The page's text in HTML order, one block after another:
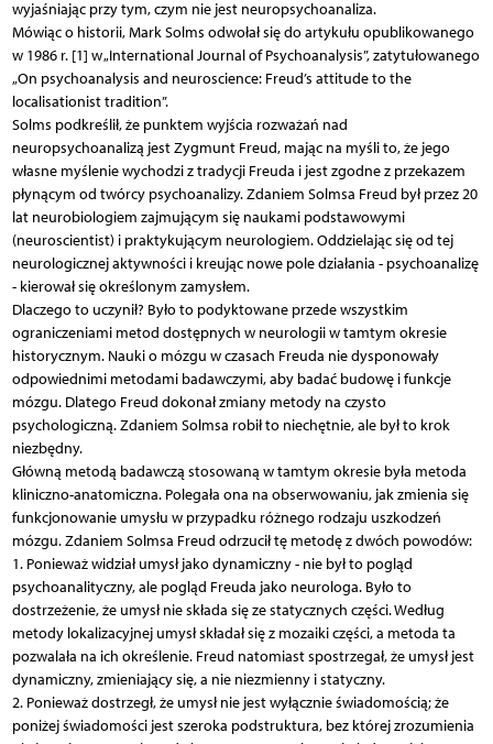
wyjaśniając przy tym, czym nie jest neuropsychoanaliza.
Mówiąc o historii, Mark Solms odwołał się do artykułu opublikowanego
w 1986 r. [1] w „International Journal of Psychoanalysis”, zatytułowanego
„On psychoanalysis and neuroscience: Freud’s attitude to the
localisationist tradition”.
Solms podkreślił, że punktem wyjścia rozważań nad
neuropsychoanalizą jest Zygmunt Freud, mając na myśli to, że jego
własne myślenie wychodzi z tradycji Freuda i jest zgodne z przekazem
płynącym od twórcy psychoanalizy. Zdaniem Solmsa Freud był przez 20
lat neurobiologiem zajmującym się naukami podstawowymi
(neuroscientist) i praktykującym neurologiem. Oddzielając się od tej
neurologicznej aktywności i kreując nowe pole działania - psychoanalizę
- kierował się określonym zamysłem.
Dlaczego to uczynił? Było to podyktowane przede wszystkim
ograniczeniami metod dostępnych w neurologii w tamtym okresie
historycznym. Nauki o mózgu w czasach Freuda nie dysponowały
odpowiednimi metodami badawczymi, aby badać budowę i funkcje
mózgu. Dlatego Freud dokonał zmiany metody na czysto
psychologiczną. Zdaniem Solmsa robił to niechętnie, ale był to krok
niezbędny.
Główną metodą badawczą stosowaną w tamtym okresie była metoda
kliniczno-anatomiczna. Polegała ona na obserwowaniu, jak zmienia się
funkcjonowanie umysłu w przypadku różnego rodzaju uszkodzeń
mózgu. Zdaniem Solmsa Freud odrzucił tę metodę z dwóch powodów:
1. Ponieważ widział umysł jako dynamiczny - nie był to pogląd
psychoanalityczny, ale pogląd Freuda jako neurologa. Było to
dostrzeżenie, że umysł nie składa się ze statycznych części. Według
metody lokalizacyjnej umysł składał się z mozaiki części, a metoda ta
pozwalała na ich określenie. Freud natomiast spostrzegał, że umysł jest
dynamiczny, zmieniający się, a nie niezmienny i statyczny.
2. Ponieważ dostrzegł, że umysł nie jest wyłącznie świadomością; że
poniżej świadomości jest szeroka podstruktura, bez której zrozumienia